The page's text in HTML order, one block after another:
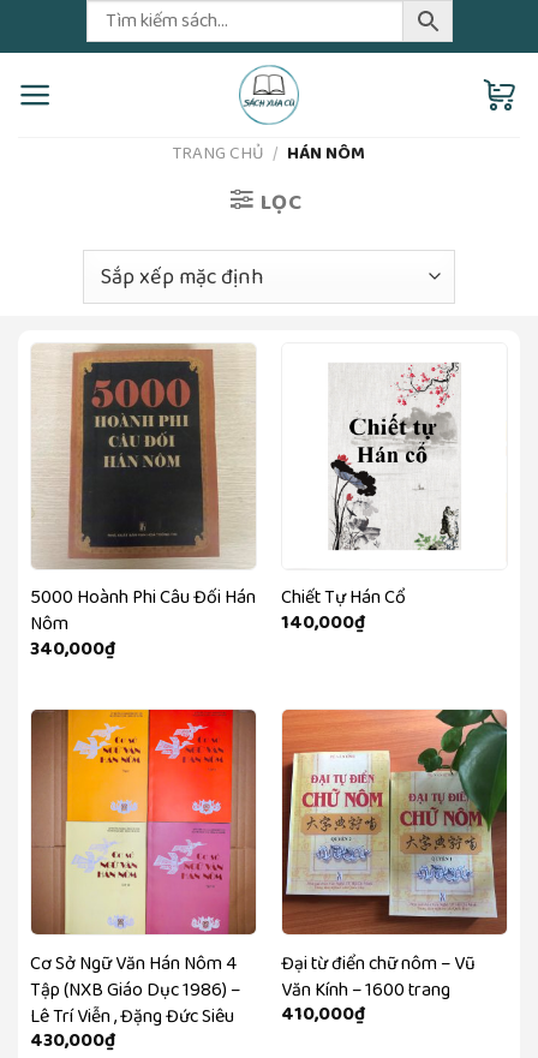
to
content
TRANG CHỦ / HÁN NÔM
LỌC
5000 Hoành Phi Câu Đối Hán
Nôm
340,000₫
Chiết Tự Hán Cổ
140,000₫
Cơ Sở Ngữ Văn Hán Nôm 4
Tập (NXB Giáo Dục 1986) –
Lê Trí Viễn , Đặng Đức Siêu
430,000₫
Đại từ điển chữ nôm – Vũ
Văn Kính – 1600 trang
410,000₫